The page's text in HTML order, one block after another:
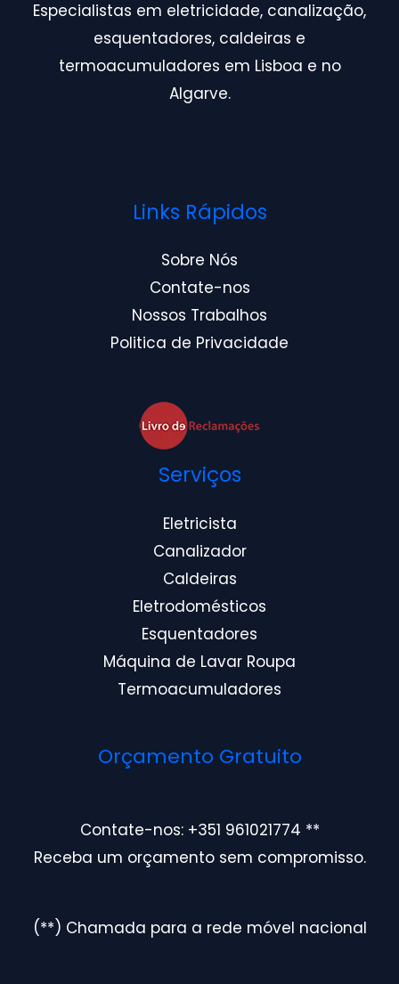
Especialistas em eletricidade, canalização,
esquentadores, caldeiras e
termoacumuladores em Lisboa e no
Algarve.
Links Rápidos
Sobre Nós
Contate-nos
Nossos Trabalhos
Politica de Privacidade
Serviços
Eletricista
Canalizador
Caldeiras
Eletrodomésticos
Esquentadores
Máquina de Lavar Roupa
Termoacumuladores
Orçamento Gratuito
Contate-nos: +351 961021774 **
Receba um orçamento sem compromisso.
(**) Chamada para a rede móvel nacional